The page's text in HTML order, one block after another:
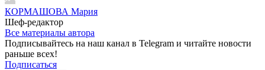
КОРМАШОВА Мария
Шеф-редактор
Все материалы автора
Подписывайтесь на наш канал в Telegram и читайте новости
раньше всех!
Подписаться